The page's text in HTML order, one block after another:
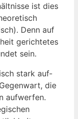
ist dies
Denn auf
gerich­te­tes
sein.
stark auf­
die
auf­wer­fen.